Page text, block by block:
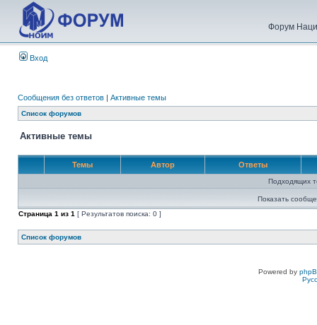
Форум
Вход
Сообщения без ответов | Активные темы
Список форумов
Активные темы
Темы Автор Ответы
Подходящих
Показать
Страница 1 из 1 [ Результатов поиска: 0 ]
Список форумов
Powered by